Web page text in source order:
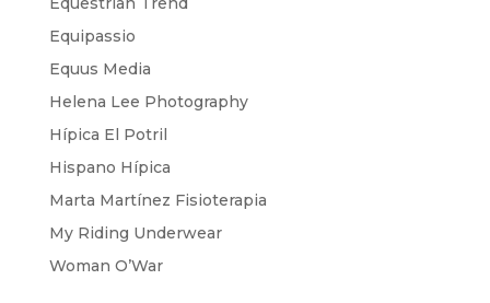
Equipassio
Equus Media
Helena Lee Photography
Hípica El Potril
Hispano Hípica
Marta Martínez Fisioterapia
My Riding Underwear
Woman O’War